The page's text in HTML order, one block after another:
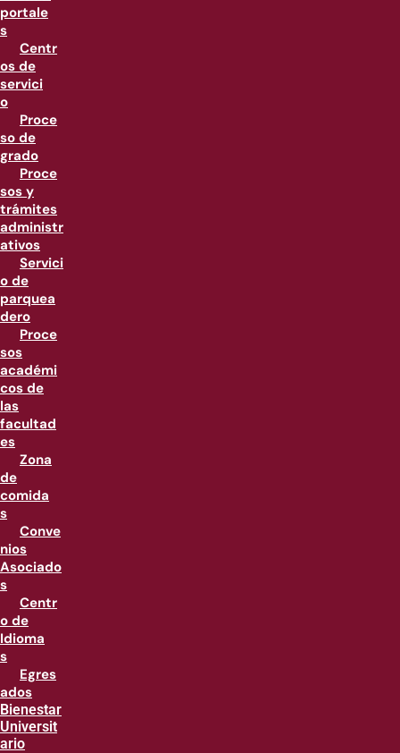
portale
s
Centr
os de
servici
o
Proce
so de
grado
Proce
sos y
trámites
administr
ativos
Servici
o de
parquea
dero
Proce
sos
académi
cos de
las
facultad
es
Zona
de
comida
s
Conve
nios
Asociado
s
Centr
o de
Idioma
s
Egres
ados
Bienestar
Universit
ario